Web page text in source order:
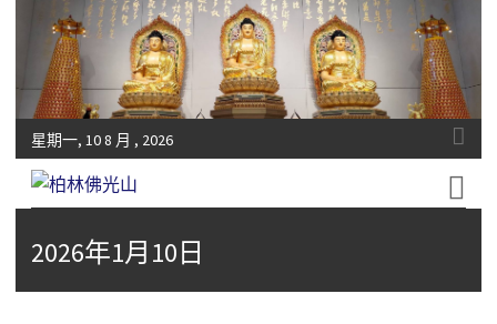
星期一, 10 8 月 , 2026
Fo-Guang-Shan-Tempel, Berlin e.V.
2026年1月10日